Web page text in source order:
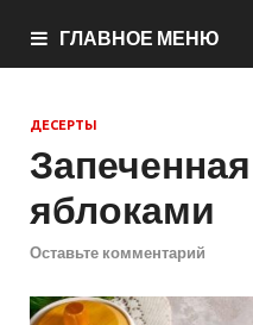
ГЛАВНОЕ МЕНЮ
ДЕСЕРТЫ
яблоками
Оставьте комментарий